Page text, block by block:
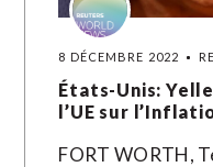
8 DÉCEMBRE 2022
États-Unis:
l’UE sur
FORT WORTH,